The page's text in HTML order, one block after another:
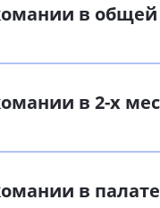
в общей
в 2-х
в